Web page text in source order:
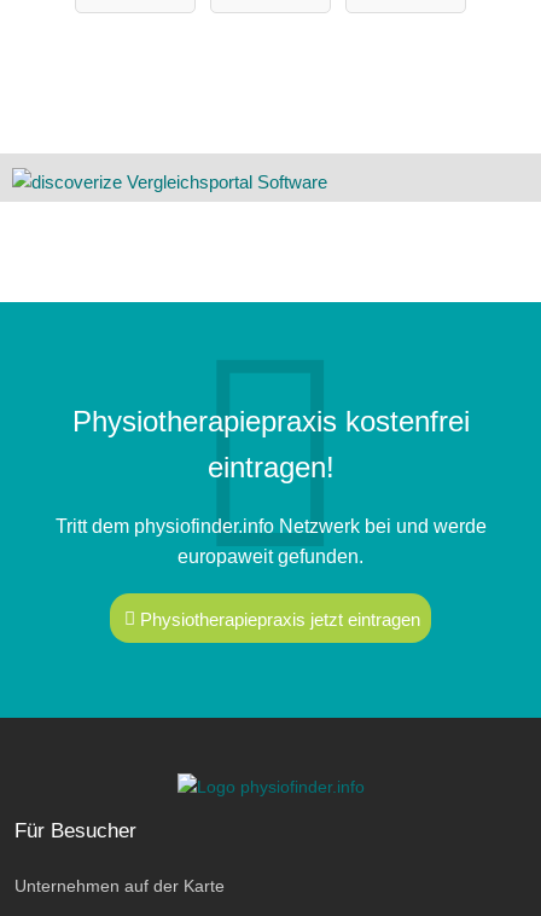
Physiotherapiepraxis kostenfrei
eintragen!
Tritt dem physiofinder.info Netzwerk bei und werde
europaweit gefunden.
Physiotherapiepraxis jetzt eintragen
Für Besucher
Unternehmen auf der Karte